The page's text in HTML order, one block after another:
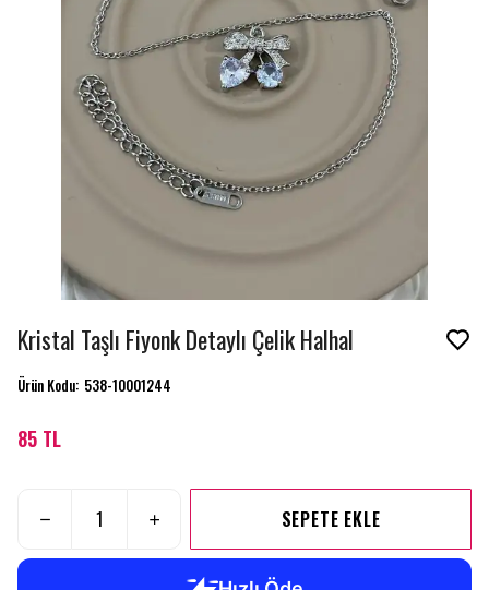
Kristal Taşlı Fiyonk Detaylı Çelik Halhal
Ürün Kodu: 538-10001244
85 TL
SEPETE EKLE